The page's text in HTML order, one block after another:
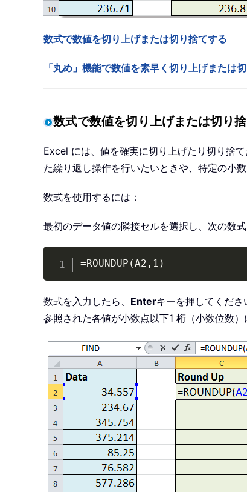
数式で数値を切り上げまたは切り捨てする
「丸め」機能で数値を素早く切り上げまたは
数式で数値を切り上げまたは切り
Excel には、値を確実に切り上げたり切り捨て
た繰り返し操作を行いたいときや、特定の小
数式を使用するには：
最初のデータ値の隣接セルを選択し、次の数
=ROUNDUP(A2,1)
数式を入力したら、 Enterキーを押してくださ
参照された各値が小数点以下1 桁（小数位数